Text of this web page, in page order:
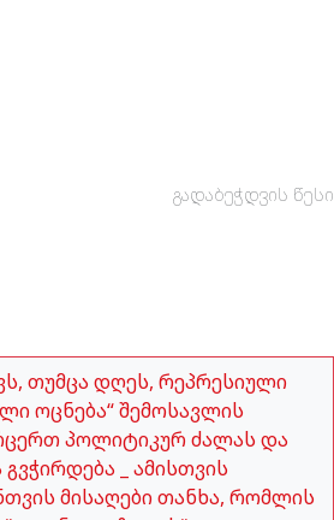
გადაბეჭდვის წესი
თუმცა დღეს, რეპრესიული
ოცნება“ შემოსავლის
პოლიტიკურ ძალას და
_ ამისთვის
მისაღები თანხა, რომლის